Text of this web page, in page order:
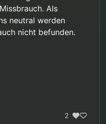
Als
neutral werden
nicht befunden.
2